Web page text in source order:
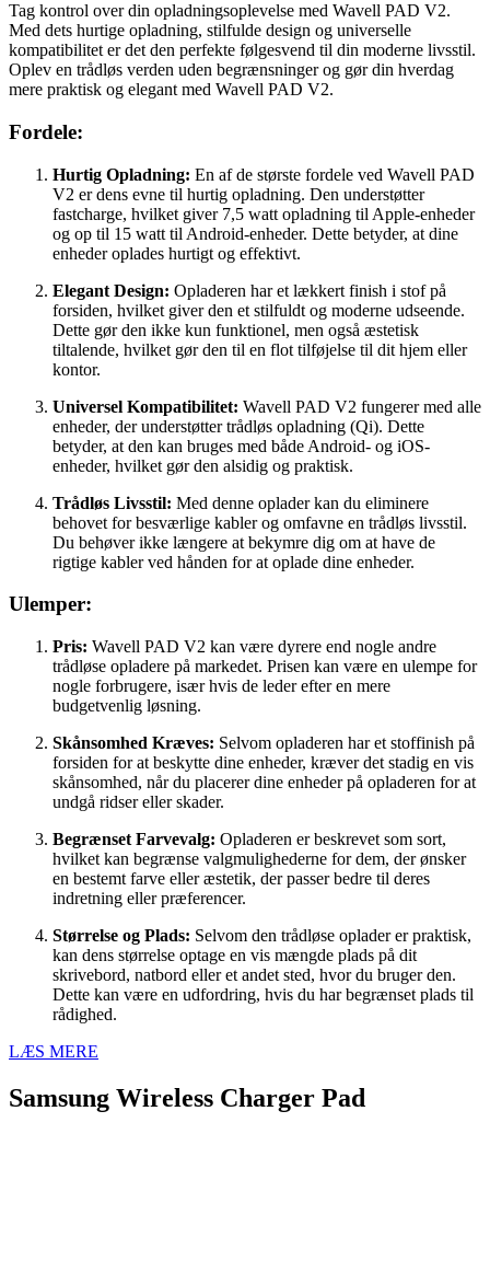
Tag kontrol over din opladningsoplevelse med Wavell PAD V2.
Med dets hurtige opladning, stilfulde design og universelle
kompatibilitet er det den perfekte følgesvend til din moderne livsstil.
Oplev en trådløs verden uden begrænsninger og gør din hverdag
mere praktisk og elegant med Wavell PAD V2.
Fordele:
Hurtig Opladning: En af de største fordele ved Wavell PAD
V2 er dens evne til hurtig opladning. Den understøtter
fastcharge, hvilket giver 7,5 watt opladning til Apple-enheder
og op til 15 watt til Android-enheder. Dette betyder, at dine
enheder oplades hurtigt og effektivt.
Elegant Design: Opladeren har et lækkert finish i stof på
forsiden, hvilket giver den et stilfuldt og moderne udseende.
Dette gør den ikke kun funktionel, men også æstetisk
tiltalende, hvilket gør den til en flot tilføjelse til dit hjem eller
kontor.
Universel Kompatibilitet: Wavell PAD V2 fungerer med alle
enheder, der understøtter trådløs opladning (Qi). Dette
betyder, at den kan bruges med både Android- og iOS-
enheder, hvilket gør den alsidig og praktisk.
Trådløs Livsstil: Med denne oplader kan du eliminere
behovet for besværlige kabler og omfavne en trådløs livsstil.
Du behøver ikke længere at bekymre dig om at have de
rigtige kabler ved hånden for at oplade dine enheder.
Ulemper:
Pris: Wavell PAD V2 kan være dyrere end nogle andre
trådløse opladere på markedet. Prisen kan være en ulempe for
nogle forbrugere, især hvis de leder efter en mere
budgetvenlig løsning.
Skånsomhed Kræves: Selvom opladeren har et stoffinish på
forsiden for at beskytte dine enheder, kræver det stadig en vis
skånsomhed, når du placerer dine enheder på opladeren for at
undgå ridser eller skader.
Begrænset Farvevalg: Opladeren er beskrevet som sort,
hvilket kan begrænse valgmulighederne for dem, der ønsker
en bestemt farve eller æstetik, der passer bedre til deres
indretning eller præferencer.
Størrelse og Plads: Selvom den trådløse oplader er praktisk,
kan dens størrelse optage en vis mængde plads på dit
skrivebord, natbord eller et andet sted, hvor du bruger den.
Dette kan være en udfordring, hvis du har begrænset plads til
rådighed.
LÆS MERE
Samsung Wireless Charger Pad